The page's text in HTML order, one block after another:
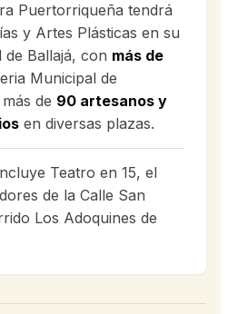
Puertorriqueña tendrá
y Artes Plásticas en su
de Ballajá, con más de
Municipal de
de 90 artesanos y
en diversas plazas.
Teatro en 15, el
de la Calle San
Los Adoquines de